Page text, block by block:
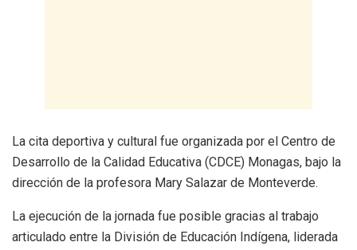
​La cita deportiva y cultural fue organizada por el Centro de
Desarrollo de la Calidad Educativa (CDCE) Monagas, bajo la
dirección de la profesora Mary Salazar de Monteverde.
La ejecución de la jornada fue posible gracias al trabajo
articulado entre la División de Educación Indígena, liderada